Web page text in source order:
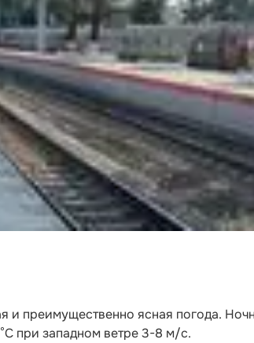
и преимущественно ясная погода.
при западном ветре 3-8 м/с.